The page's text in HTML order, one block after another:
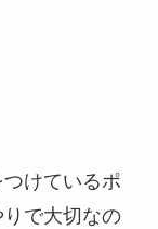
けているポ
で大切なの